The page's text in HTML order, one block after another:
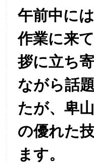
午前中に
作業に来
拶に立ち
ながら話
たが、卑
の優れた
ます。